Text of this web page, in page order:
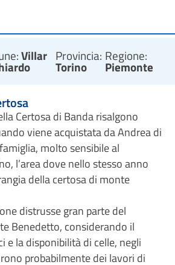
Villar Provincia:
Torino
Regione:
Piemonte
Certosa di Banda risalgono
viene acquistata da Andrea di
molto sensibile al
l’area dove nello stesso anno
della certosa di monte
distrusse gran parte del
Benedetto, considerando il
e la disponibilità di celle, negli
probabilmente dei lavori di